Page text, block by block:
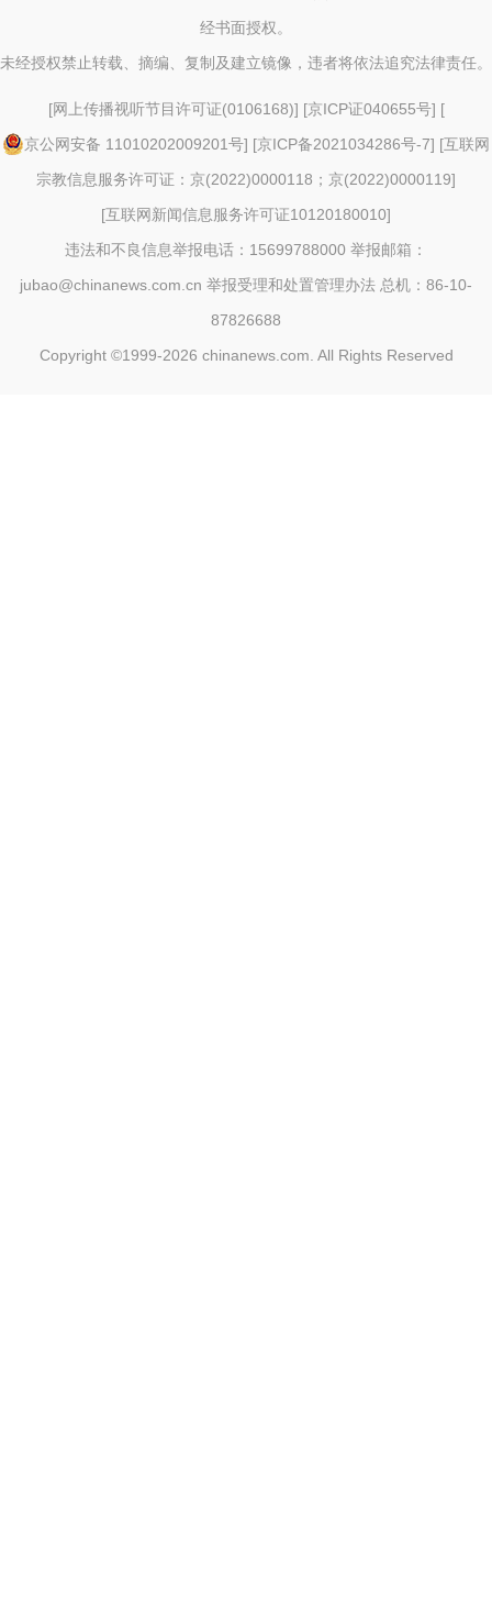
经书面授权。
未经授权禁止转载、摘编、复制及建立镜像，违者将依法追究法律责任。
[网上传播视听节目许可证(0106168)] [京ICP证040655号] [
京公网安备 11010202009201号] [京ICP备2021034286号-7] [互联网
宗教信息服务许可证：京(2022)0000118；京(2022)0000119]
[互联网新闻信息服务许可证10120180010]
违法和不良信息举报电话：15699788000 举报邮箱：
jubao@chinanews.com.cn 举报受理和处置管理办法 总机：86-10-
87826688
Copyright ©1999-2026 chinanews.com. All Rights Reserved